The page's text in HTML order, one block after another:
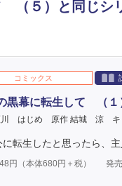
（５）と同じシ
コミックス
黒幕に転生して （１
川 はじめ 原作 結城 涼
に転生したと思ったら、
円（本体680円＋税） 発